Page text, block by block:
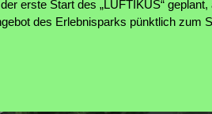
der erste Start des „LUFTIKUS“
des Erlebnisparks pünktlich zum